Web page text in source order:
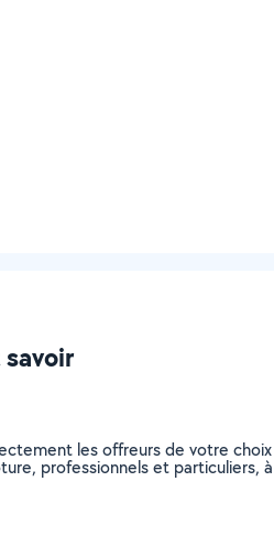
les offreurs de votre
professionnels et particuliers,